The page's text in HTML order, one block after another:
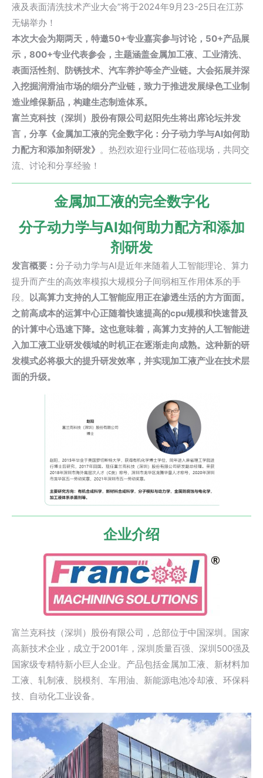
液及表面清洗技术产业大会”将于2024年9月23-25日在江苏
无锡举办！
本次大会为期两天，特邀50+专业嘉宾参与讨论，50+产品展
示，800+专业代表参会，主题涵盖金属加工液、工业清洗、
表面活性剂、防锈技术、汽车养护等全产业链。大会拓展并深
入挖掘润滑油市场的细分产业链，致力于推进发展绿色工业制
造业维保新品，构建生态制造体系。
富兰克科技（深圳）股份有限公司赵阳先生将出席论坛并发
言，分享《金属加工液的完全数字化：分子动力学与AI如何助
力配方和添加剂研发》 。热烈欢迎行业同仁莅临现场，共同交
流、讨论和分享经验！
金属加工液的完全数字化
分子动力学与AI如何助力配方和添加
剂研发
发言概要： 分子动力学与AI是近年来随着人工智能理论、算力
提升而产生的高效率模拟大规模分子间弱相互作用体系的手
段。 以高算力支持的人工智能应用正在渗透生活的方方面面。
之前高成本的运算中心正随着快速提高的cpu规模和快速普及
的计算中心迅速下降。 这也意味着，高算力支持的人工智能进
入加工液工业研发领域的时机正在逐渐走向成熟。这种新的研
发模式必将极大的提升研发效率，并实现加工液产业在技术层
面的升级。
企业介绍
富兰克科技（深圳）股份有限公司，总部位于中国深圳。国家
高新技术企业，成立于2001年，深圳质量百强、深圳500强及
国家级专精特新小巨人企业。产品包括金属加工液、新材料加
工液、轧制液、脱模剂、车用油、新能源电池冷却液、环保科
技、自动化工业设备。